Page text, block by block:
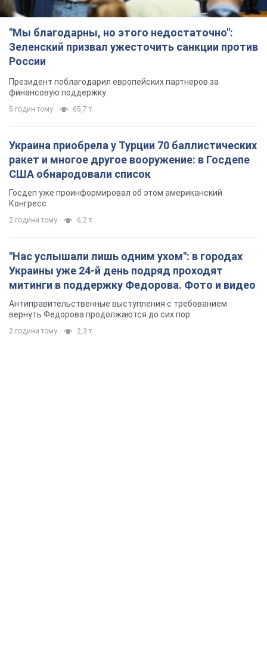
"Мы благодарны, но этого недостаточно":
Зеленский призвал ужесточить санкции против
России
Президент поблагодарил европейских партнеров за
финансовую поддержку
5 годин тому 65,7 т.
Украина приобрела у Турции 70 баллистических
ракет и многое другое вооружение: в Госдепе
США обнародовали список
Госдеп уже проинформировал об этом американский
Конгресс
2 години тому 6,2 т.
"Нас услышали лишь одним ухом": в городах
Украины уже 24-й день подряд проходят
митинги в поддержку Федорова. Фото и видео
Антиправительственные выступления с требованием
вернуть Федорова продолжаются до сих пор
2 години тому 2,3 т.